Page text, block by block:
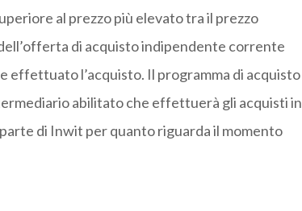
al prezzo più elevato tra il prezzo
di acquisto indipendente corrente
effettuato l’acquisto. Il programma di acquisto
abilitato che effettuerà gli acquisti in
di Inwit per quanto riguarda il momento